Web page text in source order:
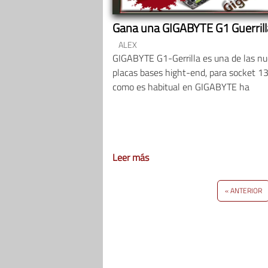
Gana una GIGABYTE G1
ALEX
GIGABYTE G1-Gerrilla es una de las
placas bases hight-end, para socket
como es habitual en GIGABYTE ha
Leer más
« ANTERIOR